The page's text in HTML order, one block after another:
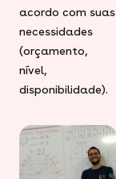
acordo com suas
necessidades
(orçamento,
nível,
disponibilidade).